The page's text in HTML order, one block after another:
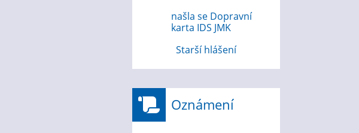
internetu 12.8.2026
našla se Dopravní
karta IDS JMK
Starší hlášení
Oznámení